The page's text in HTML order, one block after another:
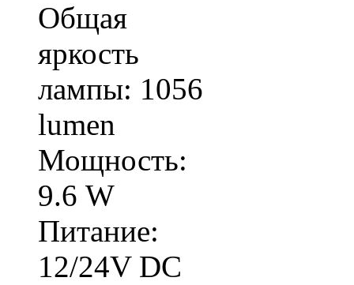
Общая
яркость
лампы: 1056
lumen
Мощность:
9.6 W
Питание:
12/24V DC